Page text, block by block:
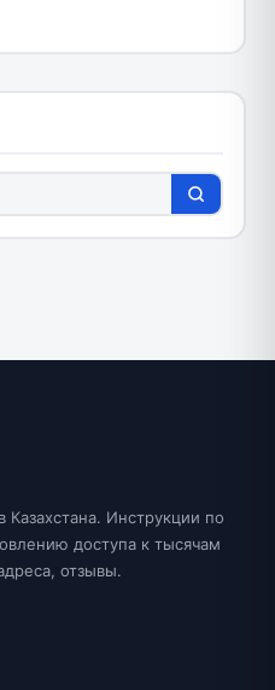
Инструкции по
доступа к тысячам
отзывы.